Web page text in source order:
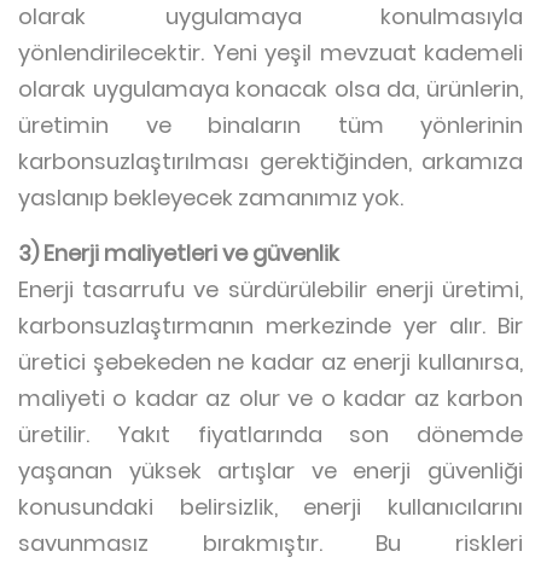
olarak uygulamaya konulmasıyla
yönlendirilecektir. Yeni yeşil mevzuat kademeli
olarak uygulamaya konacak olsa da, ürünlerin,
üretimin ve binaların tüm yönlerinin
karbonsuzlaştırılması gerektiğinden, arkamıza
yaslanıp bekleyecek zamanımız yok.
3) Enerji maliyetleri ve güvenlik
Enerji tasarrufu ve sürdürülebilir enerji üretimi,
karbonsuzlaştırmanın merkezinde yer alır. Bir
üretici şebekeden ne kadar az enerji kullanırsa,
maliyeti o kadar az olur ve o kadar az karbon
üretilir. Yakıt fiyatlarında son dönemde
yaşanan yüksek artışlar ve enerji güvenliği
konusundaki belirsizlik, enerji kullanıcılarını
savunmasız bırakmıştır. Bu riskleri